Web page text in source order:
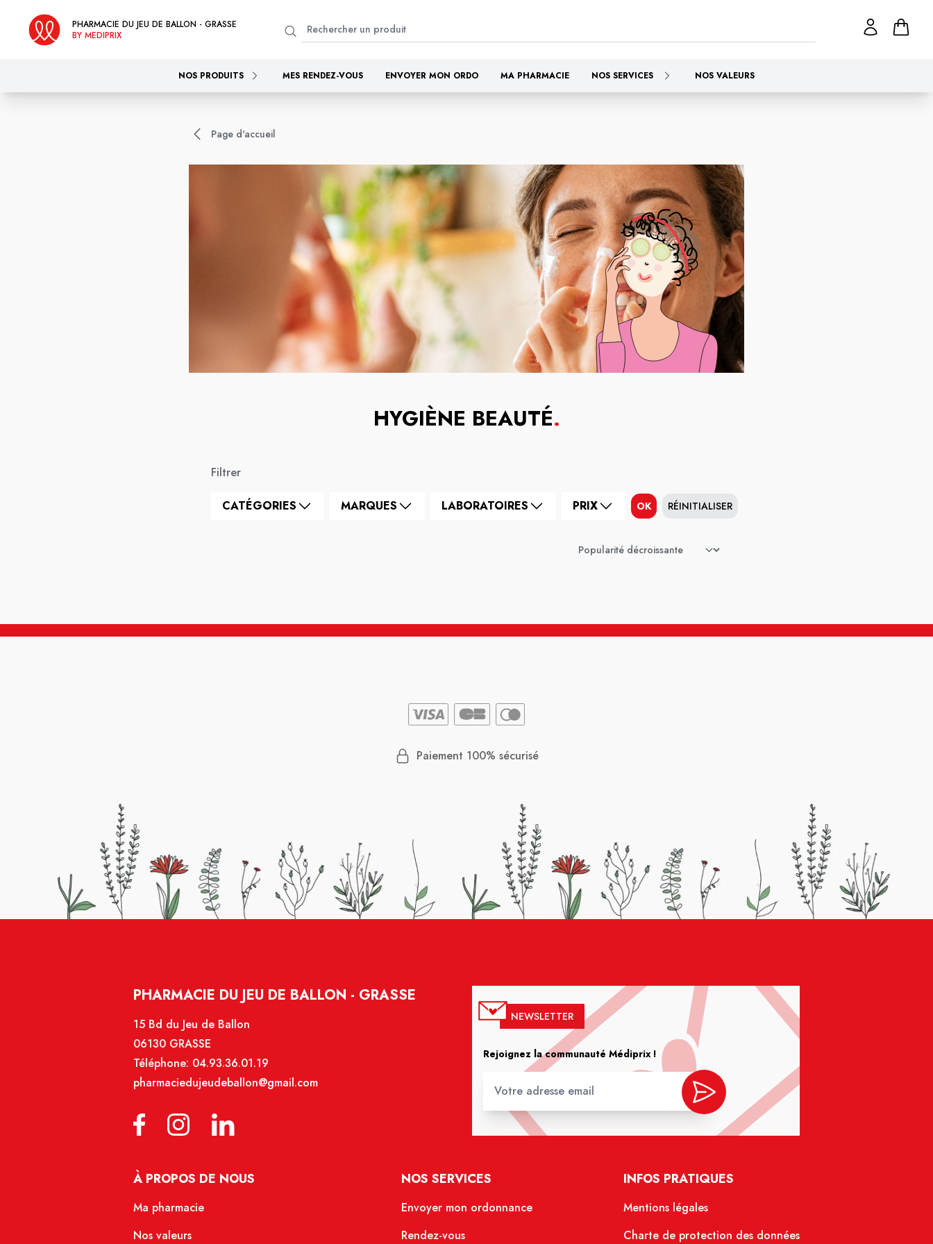
PHARMACIE DU JEU DE BALLON - GRASSE
BY MEDIPRIX
NOS PRODUITS MES RENDEZ-VOUS ENVOYER MON ORDO MA PHARMACIE NOS SERVICES NOS VALEURS
Page d'accueil
HYGIÈNE BEAUTÉ.
Filtrer
CATÉGORIES MARQUES LABORATOIRES PRIX OK RÉINITIALISER
Paiement 100% sécurisé
PHARMACIE DU JEU DE BALLON - GRASSE
15 Bd du Jeu de Ballon
06130 GRASSE
Téléphone: 04.93.36.01.19
pharmaciedujeudeballon@gmail.com
NEWSLETTER
Rejoignez la communauté Médiprix !
À PROPOS DE NOUS
Ma pharmacie
Nos valeurs
NOS SERVICES
Envoyer mon ordonnance
Rendez-vous
INFOS PRATIQUES
Mentions légales
Charte de protection des données